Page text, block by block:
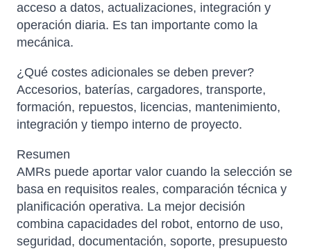
acceso a datos, actualizaciones, integración y
operación diaria. Es tan importante como la
mecánica.
¿Qué costes adicionales se deben prever?
Accesorios, baterías, cargadores, transporte,
formación, repuestos, licencias, mantenimiento,
integración y tiempo interno de proyecto.
Resumen
AMRs puede aportar valor cuando la selección se
basa en requisitos reales, comparación técnica y
planificación operativa. La mejor decisión
combina capacidades del robot, entorno de uso,
seguridad, documentación, soporte, presupuesto